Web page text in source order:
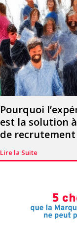
Pourquoi
est la solution
de recrutement
Lire la Suite